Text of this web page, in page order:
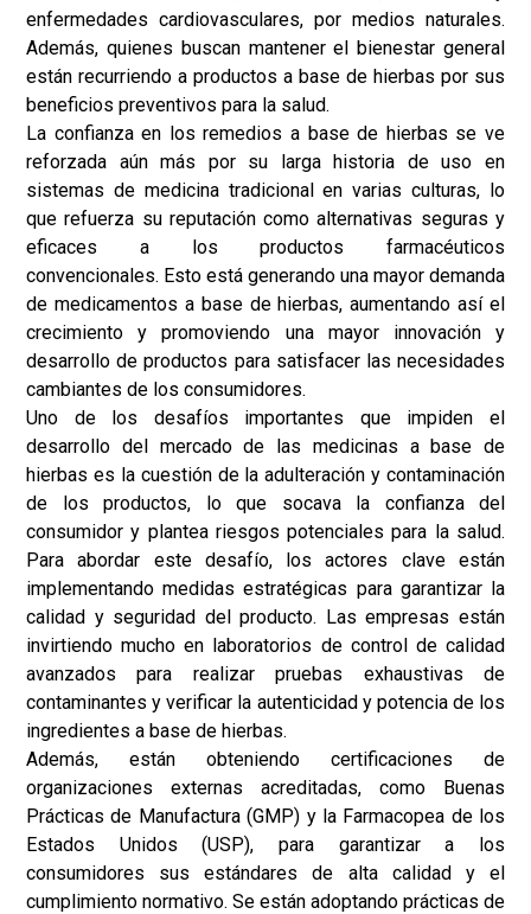
enfermedades cardiovasculares, por medios naturales.
Además, quienes buscan mantener el bienestar general
están recurriendo a productos a base de hierbas por sus
beneficios preventivos para la salud.
La confianza en los remedios a base de hierbas se ve
reforzada aún más por su larga historia de uso en
sistemas de medicina tradicional en varias culturas, lo
que refuerza su reputación como alternativas seguras y
eficaces a los productos farmacéuticos
convencionales. Esto está generando una mayor demanda
de medicamentos a base de hierbas, aumentando así el
crecimiento y promoviendo una mayor innovación y
desarrollo de productos para satisfacer las necesidades
cambiantes de los consumidores.
Uno de los desafíos importantes que impiden el
desarrollo del mercado de las medicinas a base de
hierbas es la cuestión de la adulteración y contaminación
de los productos, lo que socava la confianza del
consumidor y plantea riesgos potenciales para la salud.
Para abordar este desafío, los actores clave están
implementando medidas estratégicas para garantizar la
calidad y seguridad del producto. Las empresas están
invirtiendo mucho en laboratorios de control de calidad
avanzados para realizar pruebas exhaustivas de
contaminantes y verificar la autenticidad y potencia de los
ingredientes a base de hierbas.
Además, están obteniendo certificaciones de
organizaciones externas acreditadas, como Buenas
Prácticas de Manufactura (GMP) y la Farmacopea de los
Estados Unidos (USP), para garantizar a los
consumidores sus estándares de alta calidad y el
cumplimiento normativo. Se están adoptando prácticas de